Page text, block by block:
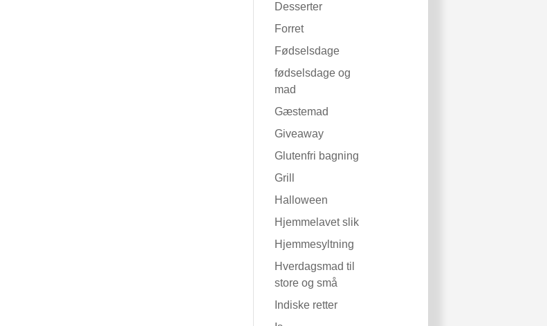
Desserter
Forret
Fødselsdage
fødselsdage og
mad
Gæstemad
Giveaway
Glutenfri bagning
Grill
Halloween
Hjemmelavet slik
Hjemmesyltning
Hverdagsmad til
store og små
Indiske retter